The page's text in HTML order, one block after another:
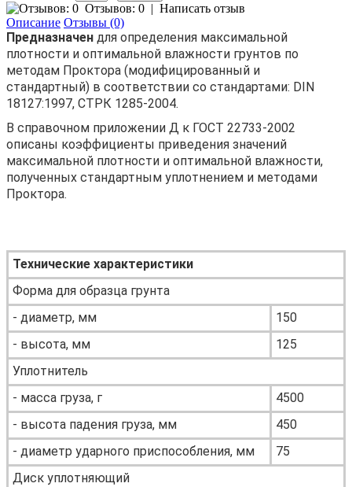
Отзывов: 0 | Написать отзыв
Описание Отзывы (0)
Предназначен для определения максимальной
плотности и оптимальной влажности грунтов по
методам Проктора (модифицированный и
стандартный) в соответствии со стандартами: DIN
18127:1997, СТРК 1285-2004.
В справочном приложении Д к ГОСТ 22733-2002
описаны коэффициенты приведения значений
максимальной плотности и оптимальной влажности,
полученных стандартным уплотнением и методами
Проктора.
Технические характеристики
Форма для образца грунта
- диаметр, мм
150
- высота, мм
125
Уплотнитель
- масса груза, г
4500
- высота падения груза, мм
450
- диаметр ударного приспособления, мм
75
Диск уплотняющий